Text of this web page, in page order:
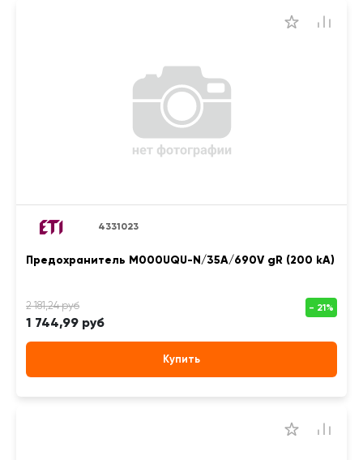
4331023
Предохранитель M000UQU-N/35A/690V gR (200 kA)
1 744,99 руб
Купить